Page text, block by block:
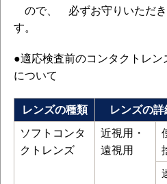
ので、 必ずお守りいただき
す。
●適応検査前のコンタクトレン
について
レンズの種類 レンズの詳
ソフトコンタ
クトレンズ
近視用・
遠視用